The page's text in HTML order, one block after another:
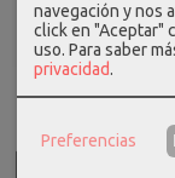
navegación y nos
click en "Aceptar"
uso. Para saber
privacidad.
Preferencias